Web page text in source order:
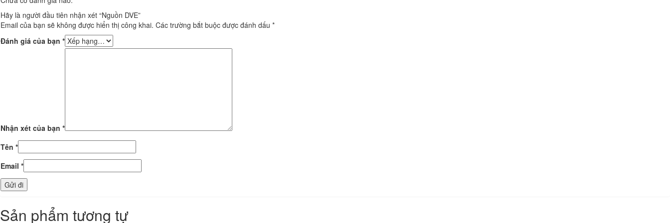
Hãy là người đầu tiên nhận xét “Nguồn DVE”
Email của bạn sẽ không được hiển thị công khai. Các trường bắt buộc được đánh dấu *
Đánh giá của bạn *
Nhận xét của bạn *
Tên *
Email *
Sản phẩm tương tự